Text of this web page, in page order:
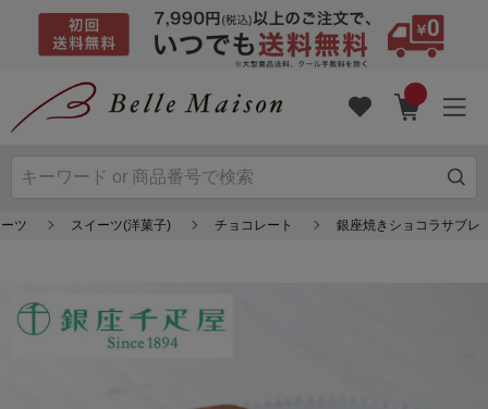
ツ スイーツ(洋菓子) チョコレート 銀座焼きショコラサブレ